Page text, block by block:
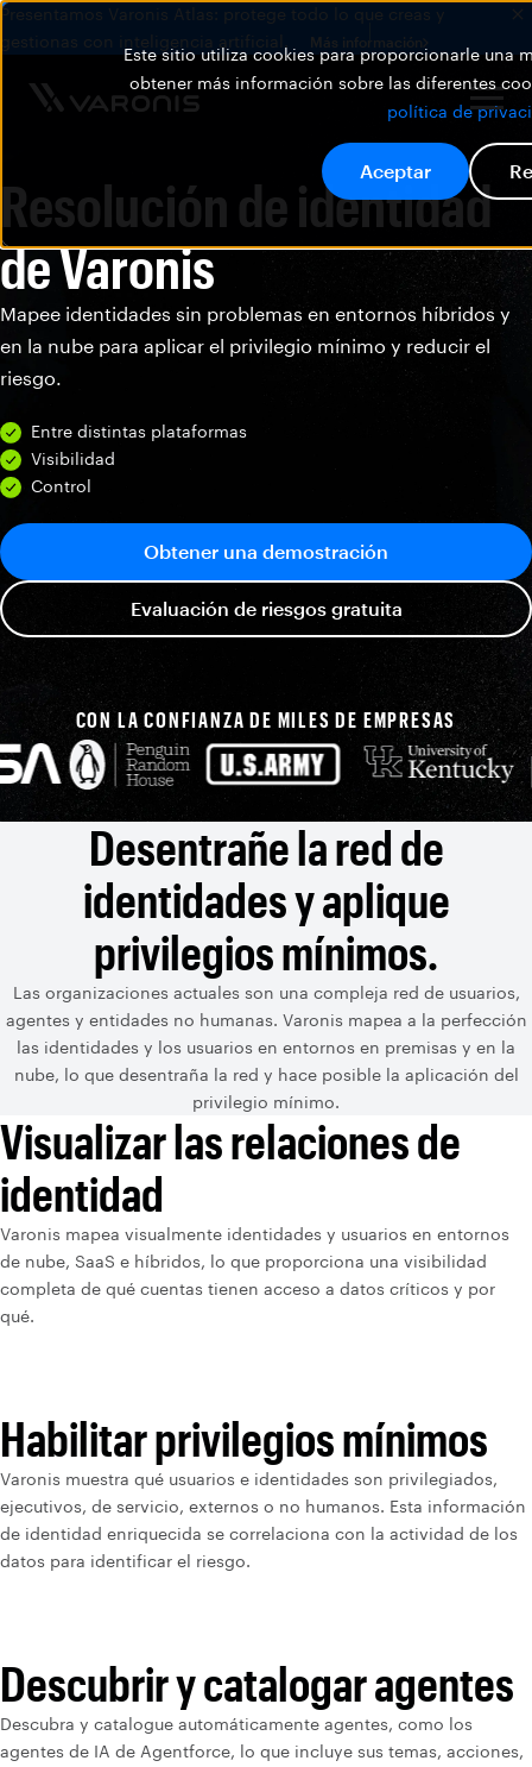
Este sitio utiliza cookies para proporcionarle una
obtener más información sobre las diferentes
política de
Aceptar
Presentamos Varonis Atlas: protege todo lo que creas y
gestionas con inteligencia artificial.
Más información
Resolución de identidad
de Varonis
Mapee identidades sin problemas en entornos híbridos y
en la nube para aplicar el privilegio mínimo y reducir el
riesgo.
Entre distintas plataformas
Visibilidad
Control
Obtener una demostración
Evaluación de riesgos gratuita
CON LA CONFIANZA DE MILES DE EMPRESAS
Desentrañe la red de
identidades y aplique
privilegios mínimos.
Las organizaciones actuales son una compleja red de usuarios,
agentes y entidades no humanas. Varonis mapea a la perfección
las identidades y los usuarios en entornos en premisas y en la
nube, lo que desentraña la red y hace posible la aplicación del
privilegio mínimo.
Visualizar las relaciones de
identidad
Varonis mapea visualmente identidades y usuarios en entornos
de nube, SaaS e híbridos, lo que proporciona una visibilidad
completa de qué cuentas tienen acceso a datos críticos y por
qué.
Habilitar privilegios mínimos
Varonis muestra qué usuarios e identidades son privilegiados,
ejecutivos, de servicio, externos o no humanos. Esta información
de identidad enriquecida se correlaciona con la actividad de los
datos para identificar el riesgo.
Descubrir y catalogar agentes
Descubra y catalogue automáticamente agentes, como los
agentes de IA de Agentforce, lo que incluye sus temas, acciones,